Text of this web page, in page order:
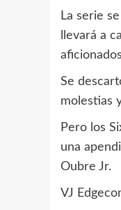
La serie
llevará a
Se
molestias
Pero los
una
Oubre Jr.
VJ